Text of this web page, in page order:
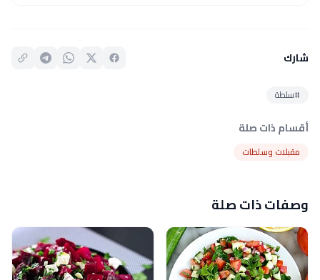
شارك
#سلطة
أقسام ذات صلة
مقبلات وسلطات
وصفات ذات صلة